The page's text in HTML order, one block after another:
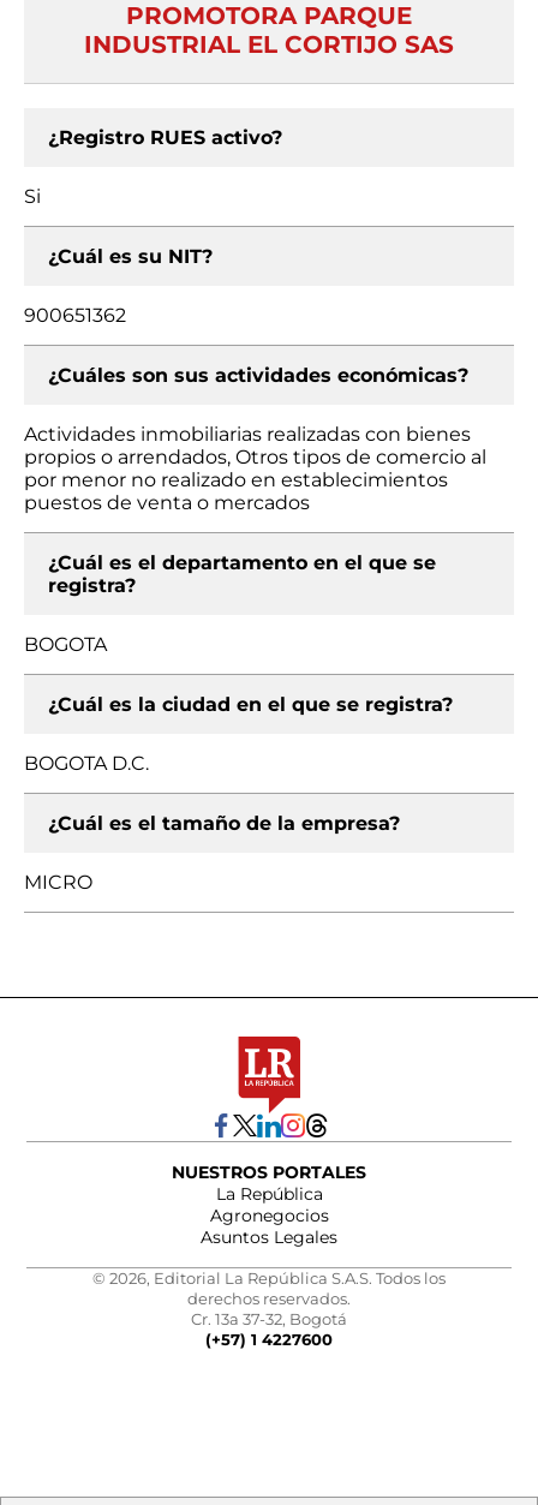
PROMOTORA PARQUE
INDUSTRIAL EL CORTIJO SAS
¿Registro RUES activo?
Si
¿Cuál es su NIT?
900651362
¿Cuáles son sus actividades económicas?
Actividades inmobiliarias realizadas con bienes
propios o arrendados, Otros tipos de comercio al
por menor no realizado en establecimientos
puestos de venta o mercados
¿Cuál es el departamento en el que se
registra?
BOGOTA
¿Cuál es la ciudad en el que se registra?
BOGOTA D.C.
¿Cuál es el tamaño de la empresa?
MICRO
NUESTROS PORTALES
La República
Agronegocios
Asuntos Legales
© 2026, Editorial La República S.A.S. Todos los
derechos reservados.
Cr. 13a 37-32, Bogotá
(+57) 1 4227600